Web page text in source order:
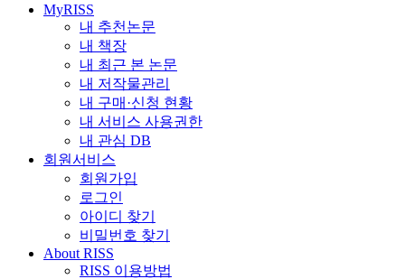
MyRISS
내 추천논문
내 책장
내 최근 본 논문
내 저작물관리
내 구매·신청 현황
내 서비스 사용권한
내 관심 DB
회원서비스
회원가입
로그인
아이디 찾기
비밀번호 찾기
About RISS
RISS 이용방법